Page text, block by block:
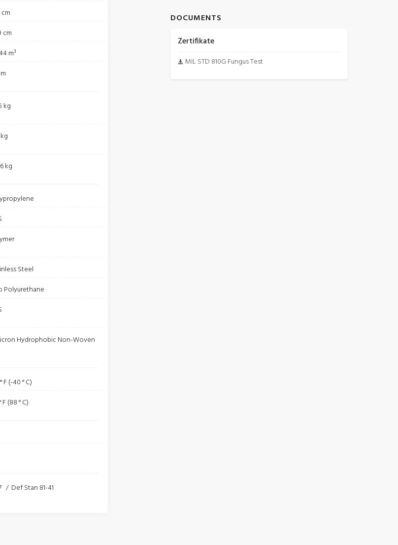
cm
cm
m³
kg
kg
Steel
Polyurethane
Hydrophobic Non-Woven
F (-40 ° C)
F (88 ° C)
/ Def Stan 81-41
DOCUMENTS
Zertifikate
MIL STD 810G Fungus Test